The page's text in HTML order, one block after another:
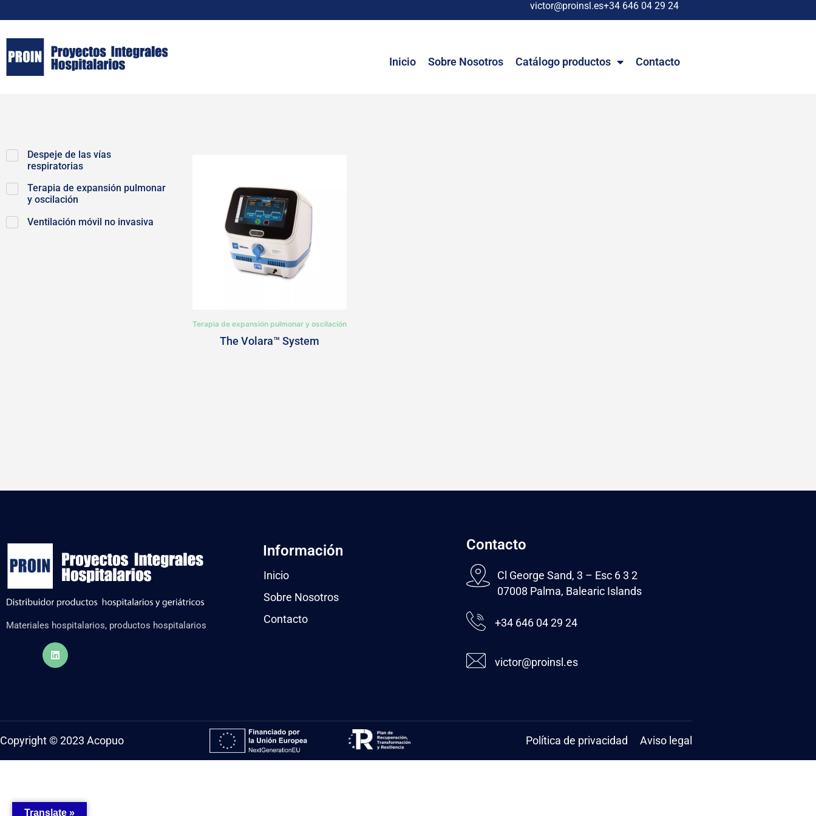
victor@proinsl.es+34 646 04 29 24
Inicio Sobre Nosotros Catálogo productos Contacto
Despeje de las vías
respiratorias
Terapia de expansión pulmonar
y oscilación
Ventilación móvil no invasiva
Terapia de expansión pulmonar y oscilación
The Volara™ System
Materiales hospitalarios, productos hospitalarios
Información
Inicio
Sobre Nosotros
Contacto
Contacto
Cl George Sand, 3 – Esc 6 3 2
07008 Palma, Balearic Islands
+34 646 04 29 24
victor@proinsl.es
Copyright © 2023 Acopuo Política de privacidad Aviso legal
Translate »